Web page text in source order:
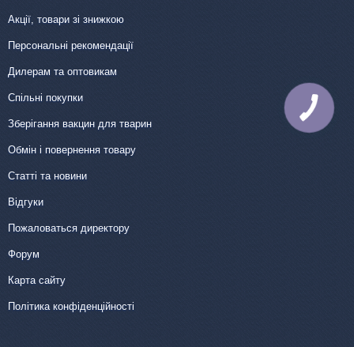
Акції, товари зі знижкою
Персональні рекомендації
Дилерам та оптовикам
Спільні покупки
Зберігання вакцин для тварин
Обмін і повернення товару
Статті та новини
Відгуки
Пожаловаться директору
Форум
Карта сайту
Політика конфіденційності
КНОПКА
ЗВ'ЯЗКУ